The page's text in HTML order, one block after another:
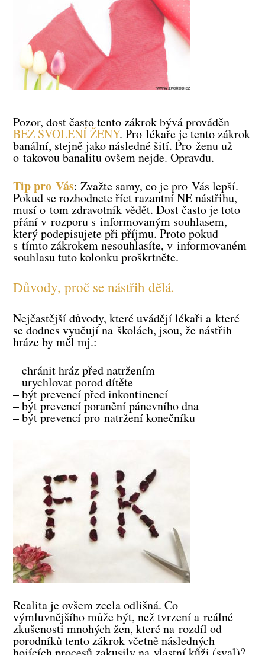
Pozor, dost často tento zákrok bývá prováděn
BEZ SVOLENÍ ŽENY. Pro lékaře je tento zákrok
banální, stejně jako následné šití. Pro ženu už
o takovou banalitu ovšem nejde. Opravdu.
Tip pro Vás: Zvažte samy, co je pro Vás lepší.
Pokud se rozhodnete říct razantní NE nástřihu,
musí o tom zdravotník vědět. Dost často je toto
přání v rozporu s informovaným souhlasem,
který podepisujete při příjmu. Proto pokud
s tímto zákrokem nesouhlasíte, v informovaném
souhlasu tuto kolonku proškrtněte.
Důvody, proč se nástřih dělá.
Nejčastější důvody, které uvádějí lékaři a které
se dodnes vyučují na školách, jsou, že nástřih
hráze by měl mj.:
– chránit hráz před natržením
– urychlovat porod dítěte
– být prevencí před inkontinencí
– být prevencí poranění pánevního dna
– být prevencí pro natržení konečníku
Realita je ovšem zcela odlišná. Co
výmluvnějšího může být, než tvrzení a reálné
zkušenosti mnohých žen, které na rozdíl od
porodníků tento zákrok včetně následných